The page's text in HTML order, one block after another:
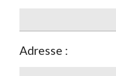
Adresse :